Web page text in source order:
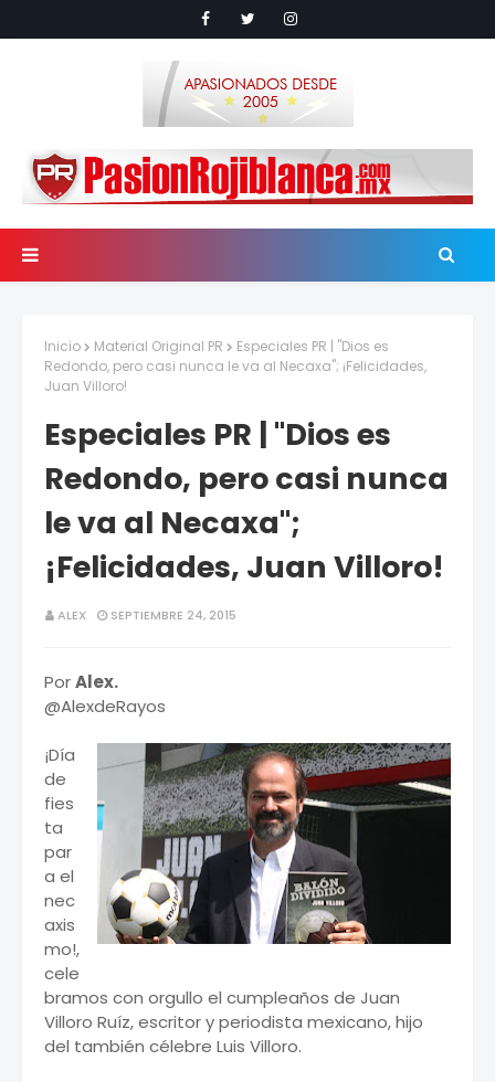
Inicio Material Original PR
Especiales PR | "Dios es
Redondo, pero casi nunca le va al Necaxa"; ¡Felicidades,
Juan Villoro!
Especiales PR | "Dios es
Redondo, pero casi nunca
le va al Necaxa";
¡Felicidades, Juan Villoro!
ALEX SEPTIEMBRE 24, 2015
PorAlex.
@AlexdeRayos
¡Día
de
fies
ta
par
a el
nec
axis
mo!,
cele
bramos con orgullo el cumpleaños de Juan
Villoro Ruíz, escritor y periodista mexicano, hijo
del también célebre Luis Villoro.